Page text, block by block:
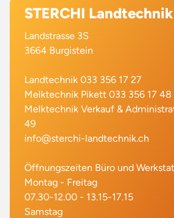
STERCHI
Landstrasse 3S
3664 Burgistein
Landtechnik 033 356 17 27
Melktechnik Pikett 033 356 17 48
Melktechnik Verkauf &
49
info@sterchi-landtechnik.ch
Öffnungszeiten Büro und
Montag - Freitag
07.30-12.00 - 13.15-17.15
Samstag